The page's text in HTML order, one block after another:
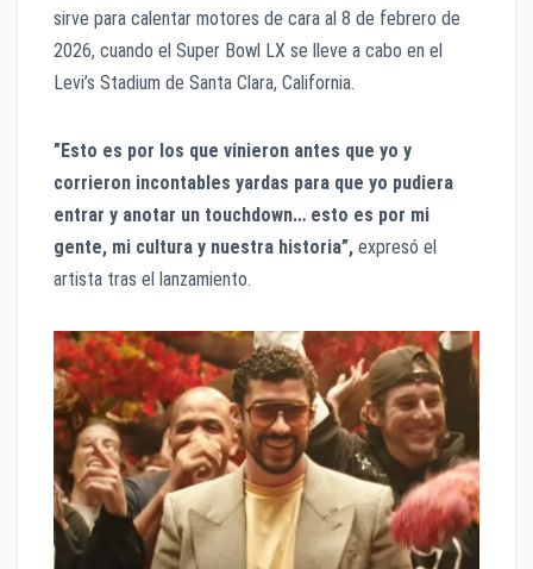
sirve para calentar motores de cara al 8 de febrero de
2026, cuando el Super Bowl LX se lleve a cabo en el
Levi’s Stadium de Santa Clara, California.
​”Esto es por los que vinieron antes que yo y
corrieron incontables yardas para que yo pudiera
entrar y anotar un touchdown… esto es por mi
gente, mi cultura y nuestra historia”, expresó el
artista tras el lanzamiento.